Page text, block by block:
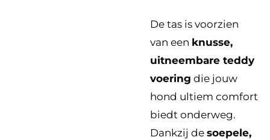
De tas is voorzien
van een knusse,
uitneembare teddy
voering die jouw
hond ultiem comfort
biedt onderweg.
Dankzij de soepele,